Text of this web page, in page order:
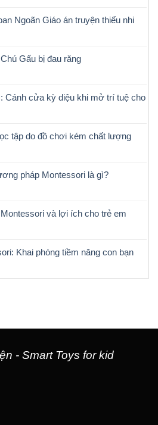
Ngoãn Giáo án truyện thiếu nhi
Gấu bị đau răng
Cánh cửa kỳ diệu khi mở trí tuệ cho
tập do đồ chơi kém chất lượng
pháp Montessori là gì?
và lợi ích cho trẻ em
Khai phóng tiềm năng con bạn
- Smart Toys for kid